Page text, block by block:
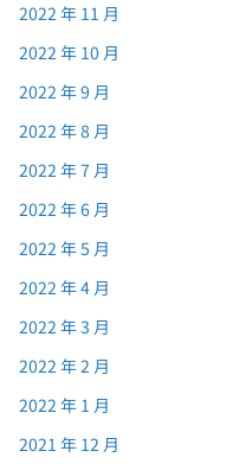
2022 年 11 月
2022 年 10 月
2022 年 9 月
2022 年 8 月
2022 年 7 月
2022 年 6 月
2022 年 5 月
2022 年 4 月
2022 年 3 月
2022 年 2 月
2022 年 1 月
2021 年 12 月